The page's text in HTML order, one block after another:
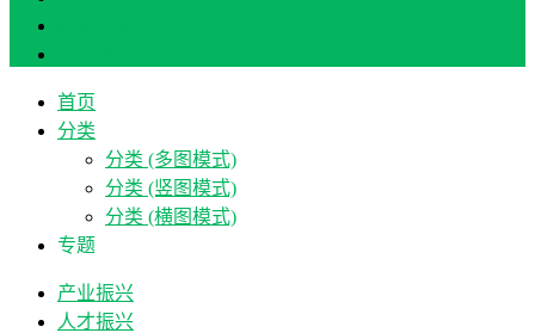
首页
分类
分类 (多图模式)
分类 (竖图模式)
分类 (横图模式)
专题
产业振兴
人才振兴